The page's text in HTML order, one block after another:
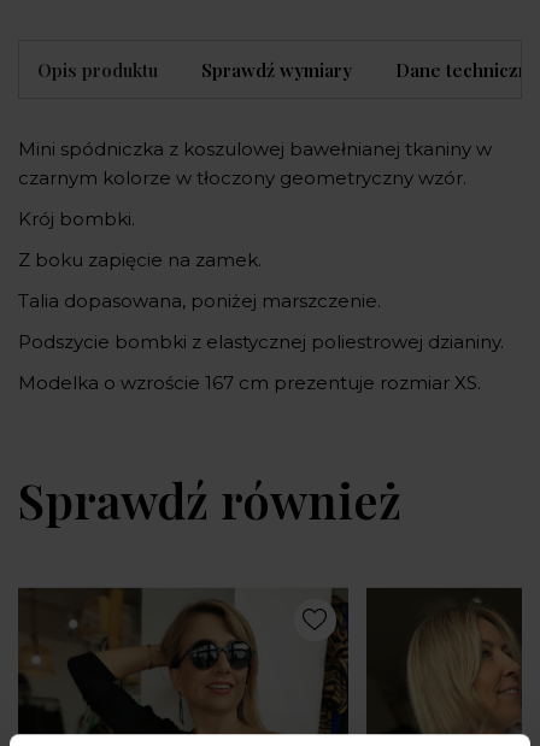
Opis produktu Sprawdź wymiary Dane techniczne
Mini spódniczka z koszulowej bawełnianej tkaniny w
czarnym kolorze w tłoczony geometryczny wzór.
Krój bombki.
Z boku zapięcie na zamek.
Talia dopasowana, poniżej marszczenie.
Podszycie bombki z elastycznej poliestrowej dzianiny.
Modelka o wzroście 167 cm prezentuje rozmiar XS.
Sprawdź również